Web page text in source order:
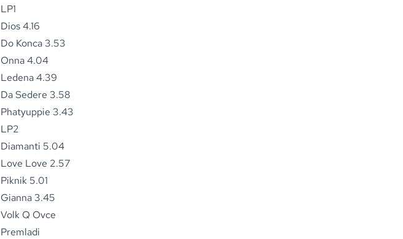
LP1
Dios 4.16
Do Konca 3.53
Onna 4.04
Ledena 4.39
Da Sedere 3.58
Phatyuppie 3.43
LP2
Diamanti 5.04
Love Love 2.57
Piknik 5.01
Gianna 3.45
Volk Q Ovce
Premladi